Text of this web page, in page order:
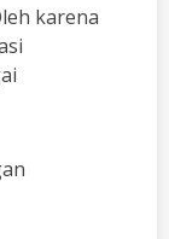
karena